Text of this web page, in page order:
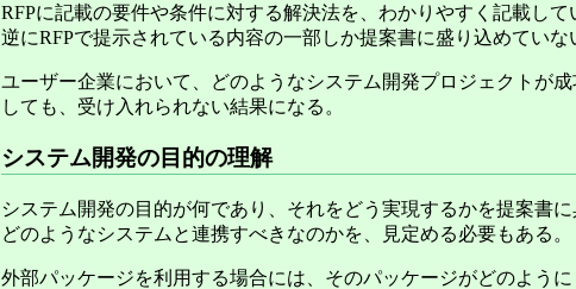
RFPに記載の要件や条件に対する解決法を、わかりやすく記載して
逆にRFPで提示されている内容の一部しか提案書に盛り込めていな
ユーザー企業において、どのようなシステム開発プロジェクトが
しても、受け入れられない結果になる。
システム開発の目的の理解
システム開発の目的が何であり、それをどう実現するかを提案書
どのようなシステムと連携すべきなのかを、見定める必要もある。
外部パッケージを利用する場合には、そのパッケージがどのよう